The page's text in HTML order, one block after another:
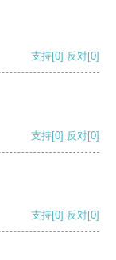
支持[0] 反对[0]
支持[0] 反对[0]
支持[0] 反对[0]